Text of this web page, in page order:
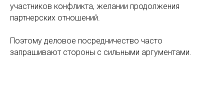
участников конфликта, желании продолжения
партнерских отношений.
Поэтому деловое посредничество часто
запрашивают стороны с сильными аргументами.